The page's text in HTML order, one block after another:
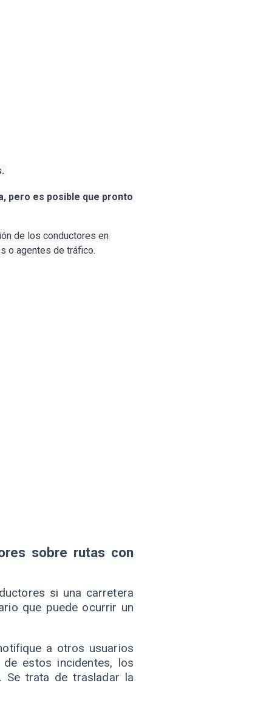
pero es posible que pronto
de los conductores en
o agentes de tráfico.
sobre rutas con
si una carretera
que puede ocurrir un
a otros usuarios
estos incidentes, los
Se trata de trasladar la